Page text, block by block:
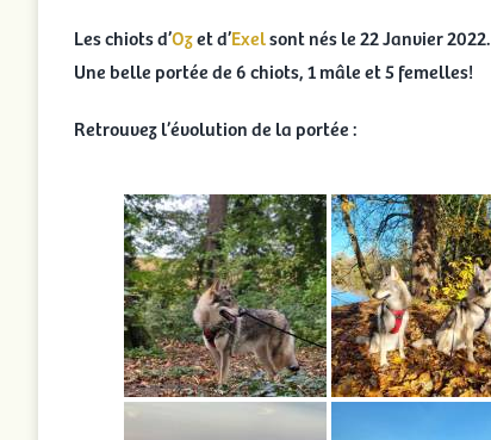
Les chiots d’Ozet d’Exelsont nés le 22 Janvier 2022.
Une belle portée de 6 chiots, 1 mâle et 5 femelles!
Retrouvez l’évolution de la portée :